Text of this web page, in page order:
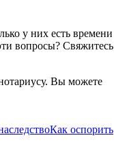
у них есть времени
вопросы? Свяжитесь
Вы можете
Как оспорить